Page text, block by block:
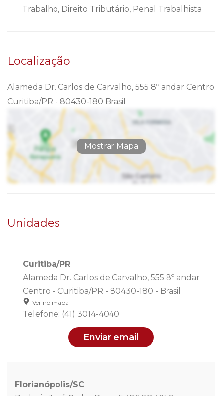
Trabalho, Direito Tributário, Penal Trabalhista
Localização
Alameda Dr. Carlos de Carvalho, 555 8º andar Centro
Curitiba/PR - 80430-180 Brasil
Mostrar Mapa
Unidades
Curitiba/PR
Alameda Dr. Carlos de Carvalho, 555 8º andar
Centro - Curitiba/PR - 80430-180 - Brasil
Ver no mapa
Telefone: (41) 3014-4040
Enviar email
Florianópolis/SC